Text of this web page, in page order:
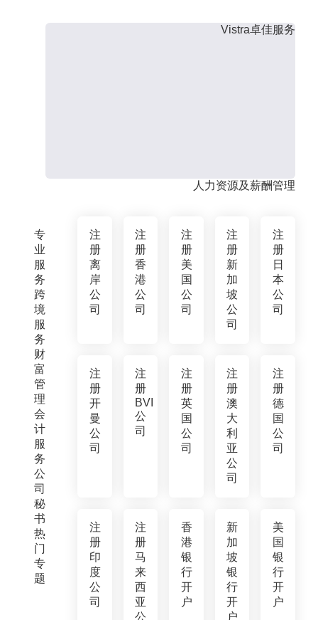
专
业
服
务
跨
境
服
务
财
富
管
理
会
计
服
务
公
司
秘
书
热
门
专
题
Vistra卓佳服务
人力资源及薪酬管理
注
册
离
岸
公
司
注
册
香
港
公
司
注
册
美
国
公
司
注
册
新
加
坡
公
司
注
册
日
本
公
司
注
册
开
曼
公
司
注
册
BVI
公
司
注
册
英
国
公
司
注
册
澳
大
利
亚
公
司
注
册
德
国
公
司
注
册
印
度
公
司
注
册
马
来
西
亚
公
香
港
银
行
开
户
新
加
坡
银
行
开
户
美
国
银
行
开
户